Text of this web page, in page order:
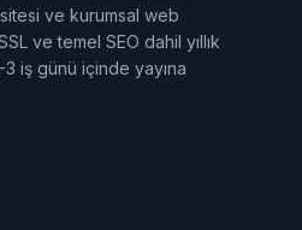
ve kurumsal web
ve temel SEO dahil yıllık
iş günü içinde yayına